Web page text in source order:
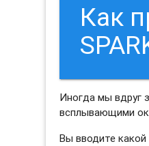
Как
Иногда мы вдруг
всплывающими
Вы вводите